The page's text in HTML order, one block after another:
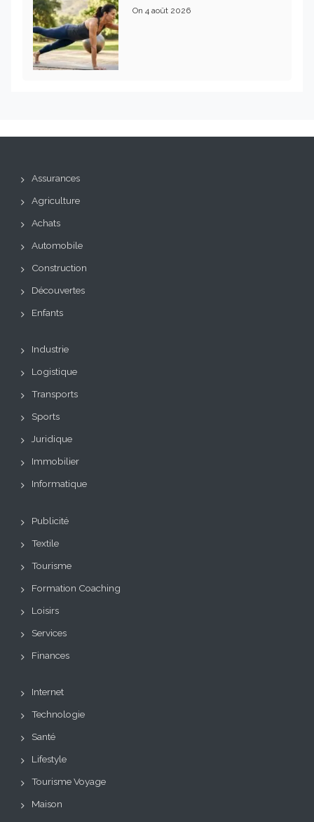
On 4 août 2026
Assurances
Agriculture
Achats
Automobile
Construction
Découvertes
Enfants
Industrie
Logistique
Transports
Sports
Juridique
Immobilier
Informatique
Publicité
Textile
Tourisme
Formation Coaching
Loisirs
Services
Finances
Internet
Technologie
Santé
Lifestyle
Tourisme Voyage
Maison